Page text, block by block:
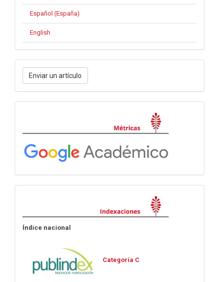
Español (España)
English
Enviar
un
artículo
Enviar un artículo
Índice nacional
Categoría C